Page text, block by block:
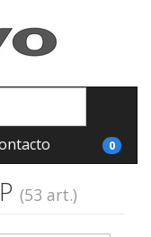
0
(53 art.)